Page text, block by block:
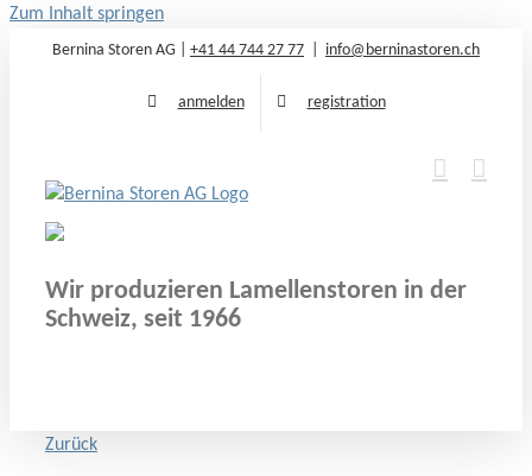
Zum Inhalt springen
Bernina Storen AG | +41 44 744 27 77 info@berninastoren.ch
anmelden registration
Wir produzieren Lamellenstoren in der
Schweiz, seit 1966
Zurück